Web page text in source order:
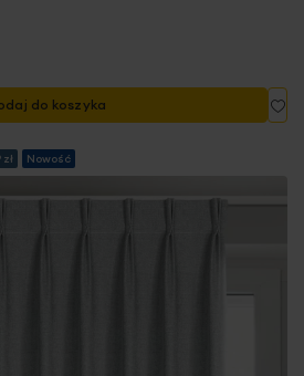
do koszyka
Nowość